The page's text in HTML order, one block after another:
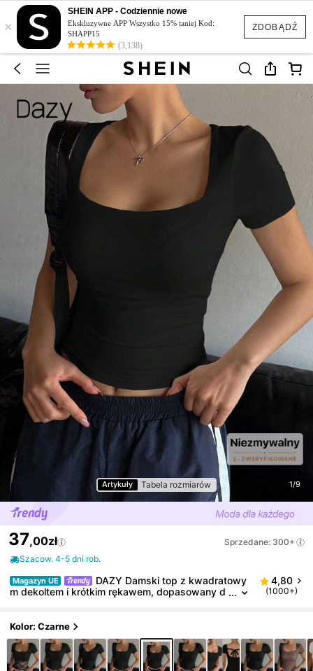
ZDOBĄDŹ
×
SHEIN APP - Codziennie nowe
Ekskluzywne APP Wszystko 15% taniej Kod:
SHAPP15
(3,138)
Artykuły Tabela rozmiarów 1/9
37,00zł
Sprzedane: 300+
Szacow. 4-5 dni rob.
Magazyn UE
DAZY Damski top z kwadratowy
m dekoltem i krótkim rękawem, dopasowany d
4,80
(1000+)
Kolor: Czarne